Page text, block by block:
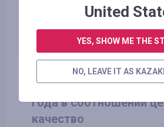
Рейтинг лучших
года в соотношении
качество
United
YES, SHOW ME THE
NO, LEAVE IT AS